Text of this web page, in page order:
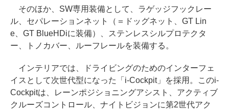
そのほか、SW専用装備として、ラゲッジフックレー
ル、セパレーションネット（＝ドッグネット、GT Lin
e、GT BlueHDiに装備）、ステンレスシルプロテクタ
ー、トノカバー、ルーフレールを装備する。
インテリアでは、ドライビングのためのインターフェ
イスとして次世代型になった「i-Cockpit」を採用。このi-
Cockpitは、レーンポジショニングアシスト、アクティブ
クルーズコントロール、ナイトビジョンに第2世代アク